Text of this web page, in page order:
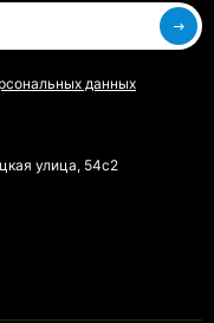
данных
улица, 54с2